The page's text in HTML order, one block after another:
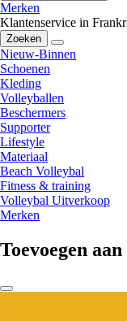
Merken
Klantenservice in
Zoeken
Nieuw-Binnen
Schoenen
Kleding
Volleyballen
Beschermers
Supporter
Lifestyle
Materiaal
Beach Volleybal
Fitness & training
Volleybal Uitverkoop
Merken
Toevoegen